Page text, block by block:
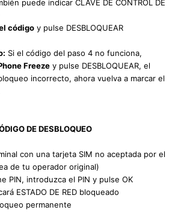
puede indicar CLAVE DE CONTROL DE
código y pulse DESBLOQUEAR
Si el código del paso 4 no funciona,
Freeze y pulse DESBLOQUEAR, el
incorrecto, ahora vuelva a marcar el
DE DESBLOQUEO
con una tarjeta SIM no aceptada por el
de tu operador original)
PIN, introduzca el PIN y pulse OK
ESTADO DE RED bloqueado
permanente